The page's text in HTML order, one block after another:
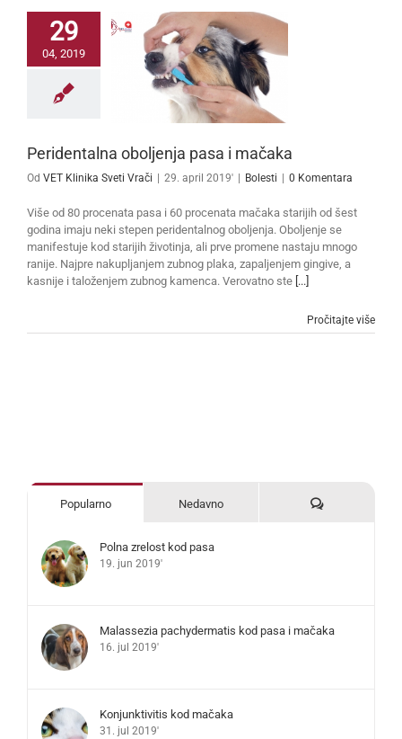
29
04, 2019
i mačaka
Peridentalna oboljenja pasa i mačaka
Od VET Klinika Sveti Vrači 29. april 2019' Bolesti 0 Komentara
Više od 80 procenata pasa i 60 procenata mačaka starijih od šest
godina imaju neki stepen peridentalnog oboljenja. Oboljenje se
manifestuje kod starijih životinja, ali prve promene nastaju mnogo
ranije. Najpre nakupljanjem zubnog plaka, zapaljenjem gingive, a
kasnije i taloženjem zubnog kamenca. Verovatno ste [...]
Pročitajte više
Popularno Nedavno Komentari
Polna zrelost kod pasa
19. jun 2019'
Malassezia pachydermatis kod pasa i mačaka
16. jul 2019'
Konjunktivitis kod mačaka
31. jul 2019'